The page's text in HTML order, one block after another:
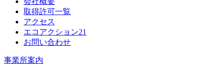
取得許可一覧
アクセス
エコアクション21
お問い合わせ
事業所案内